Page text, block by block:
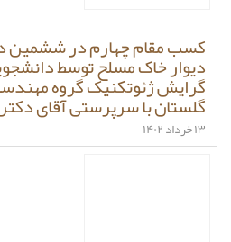
کسب مقام چهارم در ششمین
دیوار خاک مسلح توسط
گرایش ژئوتکنیک گروه
گلستان با سرپرستی آقای
۱۳ خرداد ۱۴۰۲